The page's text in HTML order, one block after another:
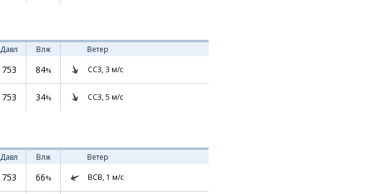
Давл Влж
Ветер
753 84% ССЗ, 3 м/с
753 34% ССЗ, 5 м/с
Давл Влж
Ветер
753 66% ВСВ, 1 м/с